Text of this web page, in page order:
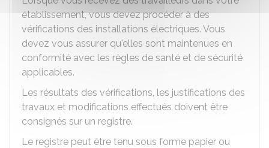
établissement, vous devez procéder à des
vérifications des installations électriques. Vous
devez vous assurer qu'elles sont maintenues en
conformité avec les règles de santé et de sécurité
applicables.
Les résultats des vérifications, les justifications des
travaux et modifications effectués doivent être
consignés sur un registre.
Le registre peut être tenu sous forme papier ou